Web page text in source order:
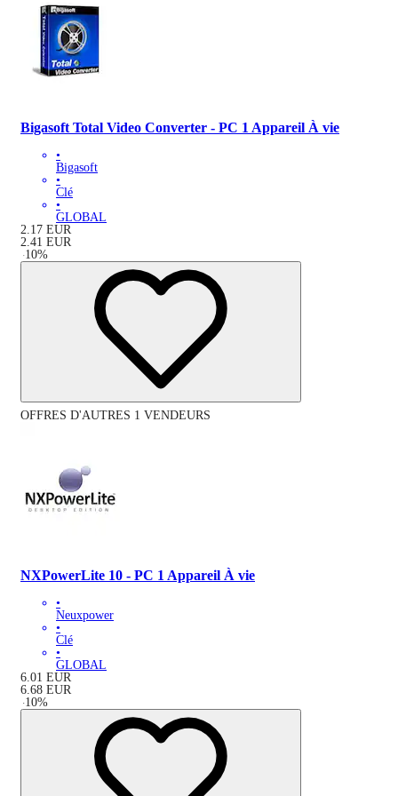
Bigasoft Total Video Converter - PC 1 Appareil À vie
•
Bigasoft
•
Clé
•
GLOBAL
2.17 EUR
2.41 EUR
-10%
OFFRES D'AUTRES 1 VENDEURS
NXPowerLite 10 - PC 1 Appareil À vie
•
Neuxpower
•
Clé
•
GLOBAL
6.01 EUR
6.68 EUR
-10%